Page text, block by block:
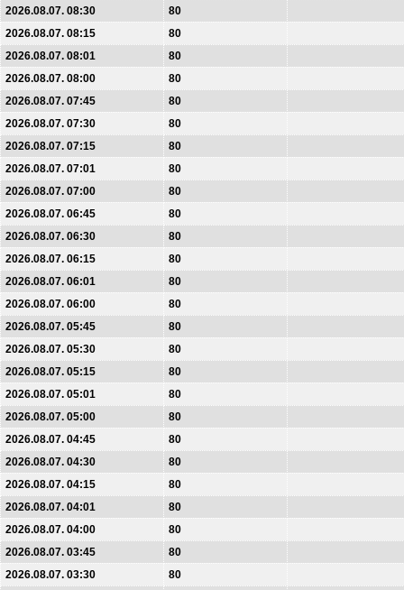
2026.08.07. 08:30
80
2026.08.07. 08:15
80
2026.08.07. 08:01
80
2026.08.07. 08:00
80
2026.08.07. 07:45
80
2026.08.07. 07:30
80
2026.08.07. 07:15
80
2026.08.07. 07:01
80
2026.08.07. 07:00
80
2026.08.07. 06:45
80
2026.08.07. 06:30
80
2026.08.07. 06:15
80
2026.08.07. 06:01
80
2026.08.07. 06:00
80
2026.08.07. 05:45
80
2026.08.07. 05:30
80
2026.08.07. 05:15
80
2026.08.07. 05:01
80
2026.08.07. 05:00
80
2026.08.07. 04:45
80
2026.08.07. 04:30
80
2026.08.07. 04:15
80
2026.08.07. 04:01
80
2026.08.07. 04:00
80
2026.08.07. 03:45
80
2026.08.07. 03:30
80